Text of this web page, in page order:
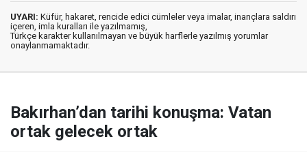
UYARI: Küfür, hakaret, rencide edici cümleler veya imalar, inançlara saldırı
içeren, imla kuralları ile yazılmamış,
Türkçe karakter kullanılmayan ve büyük harflerle yazılmış yorumlar
onaylanmamaktadır.
Bakırhan’dan tarihi konuşma: Vatan
ortak gelecek ortak